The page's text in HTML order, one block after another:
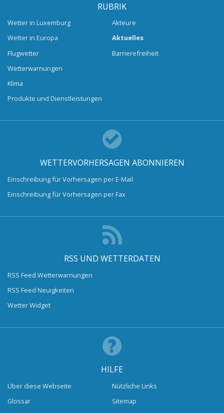
RUBRIK
Wetter in Luxemburg
Wetter in Europa
Flugwetter
Wetterwarnungen
Klima
Produkte und Dienstleistungen
Akteure
Aktuelles
Barrierefreiheit
WETTERVORHERSAGEN ABONNIEREN
Einschreibung für Vorhersagen per E-Mail
Einschreibung für Vorhersagen per Fax
RSS UND WETTERDATEN
RSS Feed Wetterwarnungen
RSS Feed Neuigkeiten
Wetter Widget
HILFE
Über diese Webseite
Glossar
Nützliche Links
Sitemap